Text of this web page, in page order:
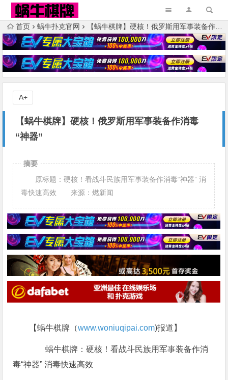
首页 蜗牛扑克官网 【蜗牛棋牌】硬核！俄罗斯用军事装备作消毒“神器”
【蜗牛棋牌】硬核！俄罗斯用军事装备作消毒
“神器”
A+
摘要
原标题：硬核！看战斗民族用军事装备作消毒“神器” 消
毒快速高效 来源：燃新闻
【蜗牛棋牌（www.woniuqipai.com)报道】
蜗牛棋牌：硬核！看战斗民族用军事装备作消
毒“神器” 消毒快速高效